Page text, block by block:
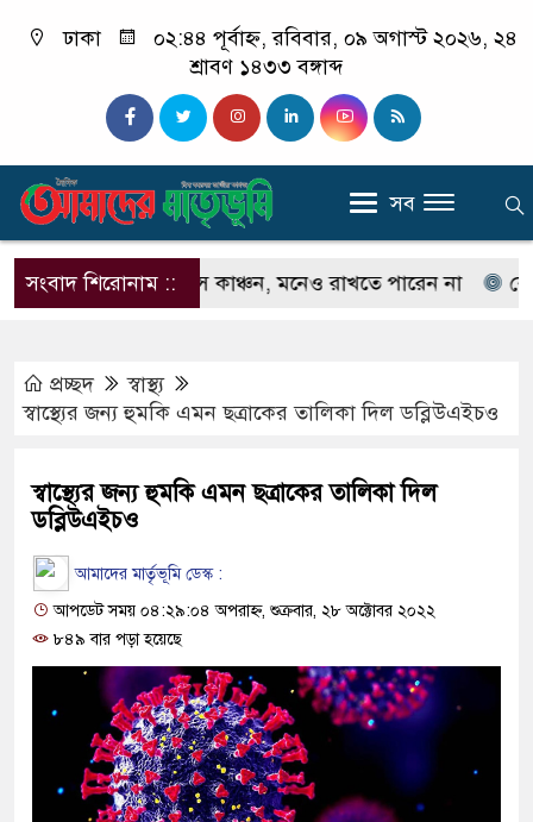
ঢাকা
০২:৪৪ পূর্বাহ্ন, রবিবার, ০৯ অগাস্ট ২০২৬, ২৪
শ্রাবণ ১৪৩৩ বঙ্গাব্দ
সব
সংবাদ শিরোনাম ::
না ইলিয়াস কাঞ্চন, মনেও রাখতে পারেন না কেউ যদি
প্রচ্ছদ
স্বাস্থ্য
স্বাস্থ্যের জন্য হুমকি এমন ছত্রাকের তালিকা দিল ডব্লিউএইচও
স্বাস্থ্যের জন্য হুমকি এমন ছত্রাকের তালিকা দিল
ডব্লিউএইচও
আমাদের মার্তৃভূমি ডেস্ক :
আপডেট সময় ০৪:২৯:০৪ অপরাহ্ন, শুক্রবার, ২৮ অক্টোবর ২০২২
৮৪৯ বার পড়া হয়েছে